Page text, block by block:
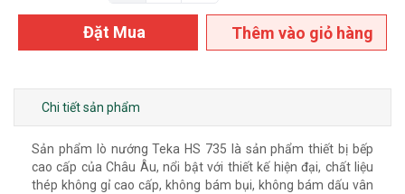
Đặt Mua Thêm vào giỏ hàng
Chi tiết sản phẩm
Sản phẩm lò nướng Teka HS 735 là sản phẩm thiết bị bếp
cao cấp của Châu Âu, nổi bật với thiết kế hiện đại, chất liệu
thép không gỉ cao cấp, không bám bụi, không bám dấu vân